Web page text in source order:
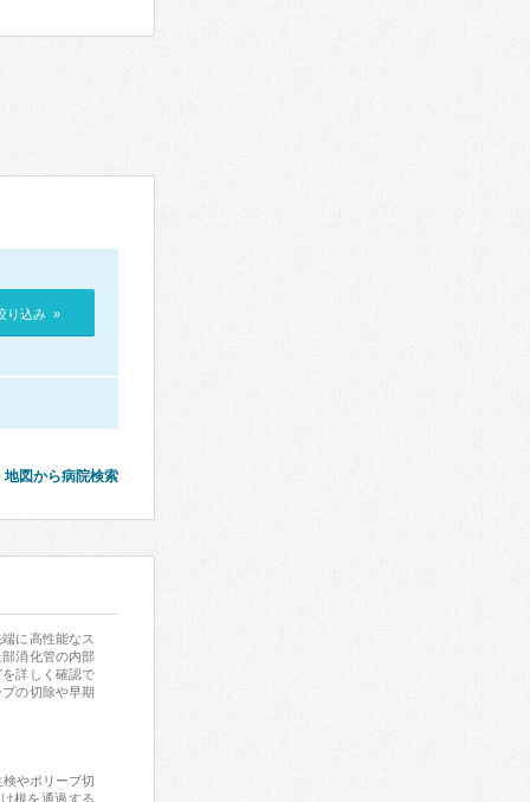
り込み »
地図から病院検索
に高性能なス
消化管の内部
詳しく確認で
の切除や早期
やポリープ切
根を通過する